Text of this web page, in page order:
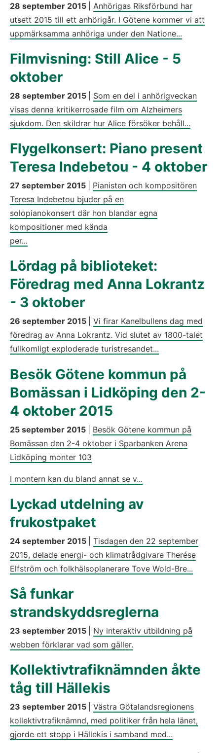
28 september 2015
Anhörigas Riksförbund har
utsett 2015 till ett anhörigår. I Götene kommer vi att
uppmärksamma anhöriga under den Natione...
Filmvisning: Still Alice - 5
oktober
28 september 2015
Som en del i anhörigveckan
visas denna kritikerrosade film om Alzheimers
sjukdom. Den skildrar hur Alice försöker behåll...
Flygelkonsert: Piano present
Teresa Indebetou - 4 oktober
27 september 2015
Pianisten och kompositören
Teresa Indebetou bjuder på en
solopianokonsert där hon blandar egna
kompositioner med kända
per...
Lördag på biblioteket:
Föredrag med Anna Lokrantz
- 3 oktober
26 september 2015
Vi firar Kanelbullens dag med
föredrag av Anna Lokrantz. Vid slutet av 1800-talet
fullkomligt exploderade turistresandet...
Besök Götene kommun på
Bomässan i Lidköping den 2-
4 oktober 2015
25 september 2015
Besök Götene kommun på
Bomässan den 2-4 oktober i Sparbanken Arena
Lidköping monter 103
I montern kan du bland annat se v...
Lyckad utdelning av
frukostpaket
24 september 2015
Tisdagen den 22 september
2015, delade energi- och klimatrådgivare Therése
Elfström och folkhälsoplanerare Tove Wold-Bre...
Så funkar
strandskyddsreglerna
23 september 2015
Ny interaktiv utbildning på
webben förklarar vad som gäller.
Kollektivtrafiknämnden åkte
tåg till Hällekis
23 september 2015
Västra Götalandsregionens
kollektivtrafiknämnd, med politiker från hela länet,
gjorde ett stopp i Hällekis i samband med...